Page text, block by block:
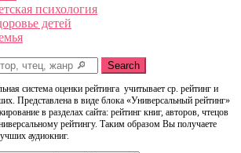
психология
детей
Search
система оценки рейтинга учитывает ср. рейтинг и
Представлена в виде блока «Универсальный рейтинг»
в разделах сайта: рейтинг книг, авторов, чтецов
рейтингу. Таким образом Вы получаете
аудиокниг.